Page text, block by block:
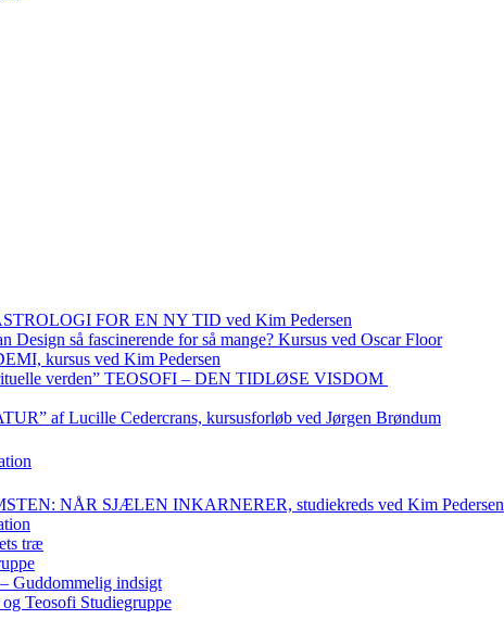
FOR EN NY TID ved Kim Pedersen
Design så fascinerende for så mange? Kursus ved Oscar Floor
kursus ved Kim Pedersen
verden” TEOSOFI – DEN TIDLØSE VISDOM
af Lucille Cedercrans, kursusforløb ved Jørgen Brøndum
NÅR SJÆLEN INKARNERER, studiekreds ved Kim Pedersen
træ
Guddommelig indsigt
Teosofi Studiegruppe